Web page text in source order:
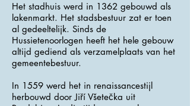
Het stadhuis werd in 1362 gebouwd als
lakenmarkt. Het stadsbestuur zat er toen
al gedeeltelijk. Sinds de
Hussietenoorlogen heeft het hele gebouw
altijd gediend als verzamelplaats van het
gemeentebestuur.
In 1559 werd het in renaissancestijl
herbouwd door Jiří Všetečka uit